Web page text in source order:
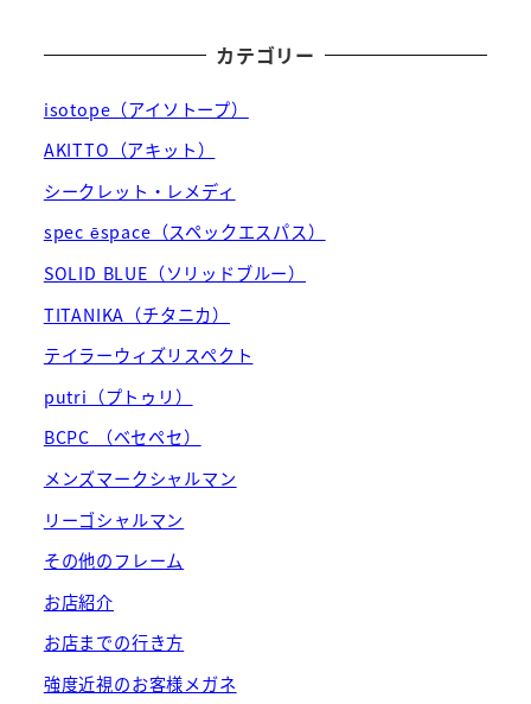
カテゴリー
isotope（アイソトープ）
AKITTO（アキット）
シークレット・レメディ
spec ēspace（スペックエスパス）
SOLID BLUE（ソリッドブルー）
TITANIKA（チタニカ）
テイラーウィズリスペクト
putri（プトゥリ）
BCPC （ベセペセ）
メンズマークシャルマン
リーゴシャルマン
その他のフレーム
お店紹介
お店までの行き方
強度近視のお客様メガネ